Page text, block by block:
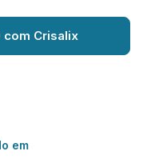
com Crisalix
em